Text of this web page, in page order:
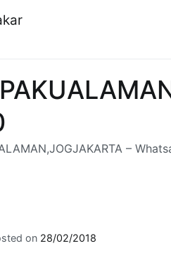
–
on 28/02/2018